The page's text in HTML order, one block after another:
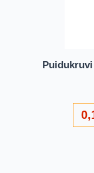
Puidukruvi